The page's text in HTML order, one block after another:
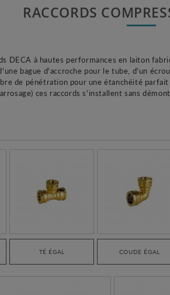
RACCORDS
DECA à hautes performances en laiton
bague d'accroche pour le tube, d'un
de pénétration pour une étanchéité parfait
ces raccords s'installent sans
TÉ ÉGAL COUDE ÉGAL